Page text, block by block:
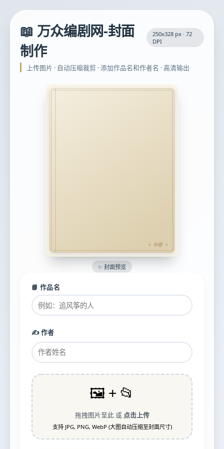
📖 万众编剧网-封面
制作
250x328 px · 72
DPI
上传图片 · 自动压缩裁剪 · 添加作品名和作者名 · 高清输出
✨ 封面预览
📘 作品名
✍️ 作者
🖼️ + 📂
拖拽图片至此 或 点击上传
支持 JPG, PNG, WebP (大图自动压缩至封面尺寸)